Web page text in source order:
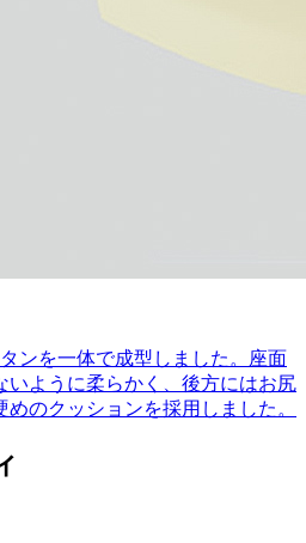
ンを一体で成型しました。座面
いように柔らかく、後方にはお尻
のクッションを採用しました。